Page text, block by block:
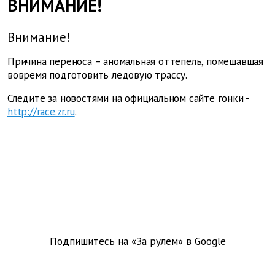
ВНИМАНИЕ!
Внимание!
Причина переноса – аномальная оттепель, помешавшая
вовремя подготовить ледовую трассу.
Следите за новостями на официальном сайте гонки -
http://race.zr.ru.
Подпишитесь на «За рулем» в Google